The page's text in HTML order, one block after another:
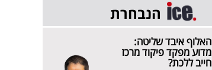
הנבחרת
האלוף איבד שליטה:
מדוע מפקד פיקוד מרכז
חייב ללכת?